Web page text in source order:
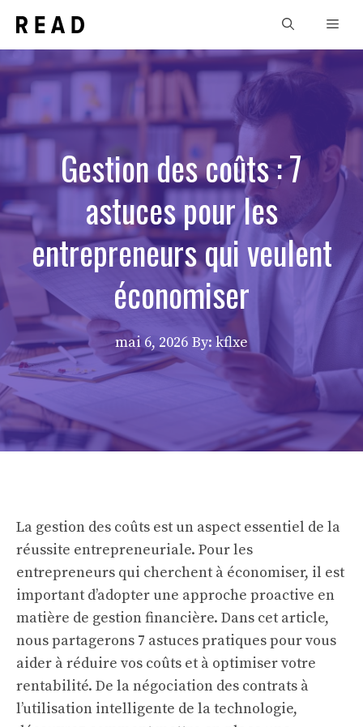
contenu
Gestion des coûts : 7
astuces pour les
entrepreneurs qui veulent
économiser
mai 6, 2026 By: kflxe
La gestion des coûts est un aspect essentiel de la
réussite entrepreneuriale. Pour les
entrepreneurs qui cherchent à économiser, il est
important d’adopter une approche proactive en
matière de gestion financière. Dans cet article,
nous partagerons 7 astuces pratiques pour vous
aider à réduire vos coûts et à optimiser votre
rentabilité. De la négociation des contrats à
l’utilisation intelligente de la technologie,